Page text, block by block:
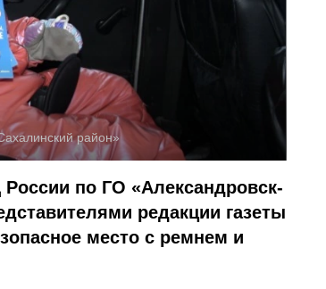
район»
по ГО «Александровск-
редакции газеты
место с ремнем и